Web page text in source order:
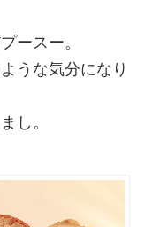
ースー。
うな気分になり
し。